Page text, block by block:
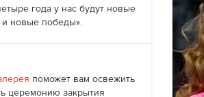
года у нас будут новые
новые победы».
поможет вам освежить
церемонию закрытия